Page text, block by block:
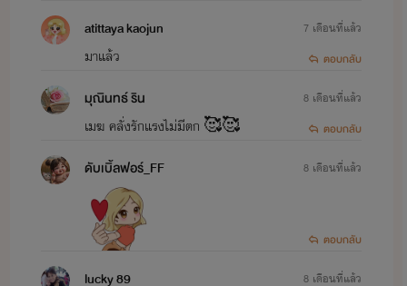
นีรา & เรน >>>
ปุณณ์ & นาว >>>เผด็จรัก คุณแม่จำเป็น
ภีม & ยี่หวา >>>สยบรัก ยัยลูกติด
วรา & มุก >>>
กำราบรัก คุณแม่สุดแซ่บ
ธารา & คะนิ้ง >>> กับดักรัก ยัยตัวแสบ
ศิรา
atittaya kaojun
มาแล้ว
7 เดือนที่แล้ว
ตอบกลับ
มุณินทธ์ ริน
เมฆ คลั่งรักแรงไม่มีตก 🥰🥰
8 เดือนที่แล้ว
ตอบกลับ
ดับเบิ้ลฟอร์_FF 8 เดือนที่แล้ว
ตอบกลับ
lucky 89
8 เดือนที่แล้ว